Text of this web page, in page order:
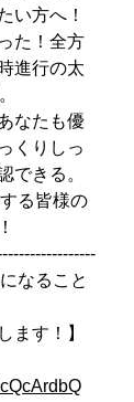
い方へ！
た！全方
進行の太
なたも優
くりしっ
できる。
る皆様の
なること
ます！】